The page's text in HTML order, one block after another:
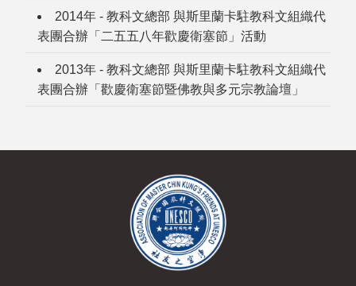
2014年 - 教科文總部 與斯里蘭卡駐教科文組織代
表團合辦「二五五八年歡慶衛塞節」活動
2013年 - 教科文總部 與斯里蘭卡駐教科文組織代
表團合辦「歡慶衛塞節暨佛教與多元宗教論壇」